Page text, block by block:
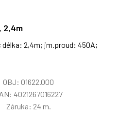
2,4m
2,4m; jm.proud: 450A;
OBJ: 01622.000
4021267016227
Záruka: 24 m.